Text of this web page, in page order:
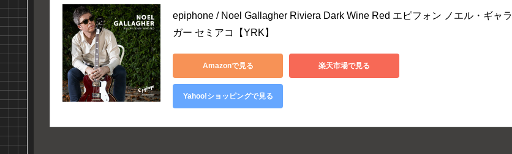
epiphone / Noel Gallagher Riviera Dark Wine Red エピフォン ノエル・ギャラ
ガー セミアコ【YRK】
Amazonで見る 楽天市場で見る
Yahoo!ショッピングで見る